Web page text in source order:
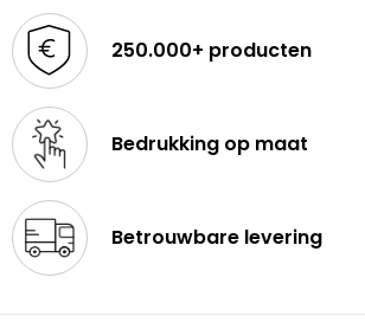
250.000+ producten
Bedrukking op maat
Betrouwbare levering